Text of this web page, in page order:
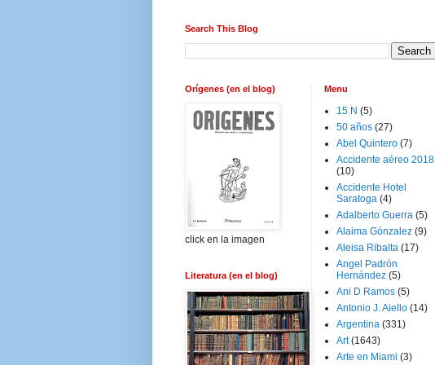
Search This Blog
Orígenes (en el blog)
click en la imagen
Literatura (en el blog)
Menu
15 N (5)
50 años (27)
Abel Quintero (7)
Accidente aéreo 2018
(10)
Accidente Hotel
Saratoga (4)
Adalberto Guerra (5)
Alaima Gónzalez (9)
Aleisa Ribalta (17)
Angel Padrón
Hernández (5)
Ani D Ramos (5)
Antonio J. Aiello (14)
Argentina (331)
Art (1643)
Arte en Miami (3)